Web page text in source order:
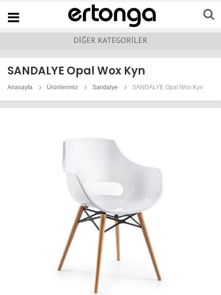
Navigation
DİĞER KATEGORİLER
SANDALYE Opal Wox Kyn
Anasayfa Ürünlerimiz Sandalye SANDALYE Opal Wox Kyn